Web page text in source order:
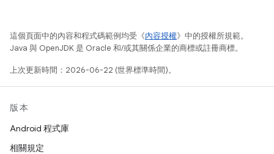
這個頁面中的內容和程式碼範例均受《內容授權》中的授權所規範。
Java 與 OpenJDK 是 Oracle 和/或其關係企業的商標或註冊商標。
上次更新時間：2026-06-22 (世界標準時間)。
版本
Android 程式庫
相關規定